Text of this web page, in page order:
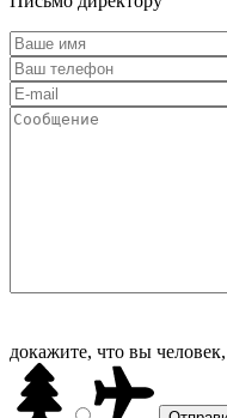
докажите, что вы